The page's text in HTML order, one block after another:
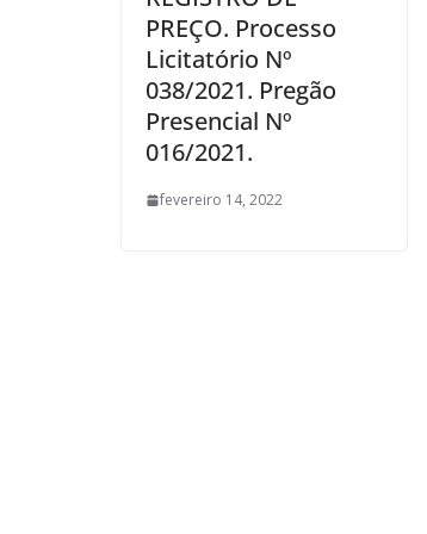
PREÇO. Processo
Licitatório Nº
038/2021. Pregão
Presencial Nº
016/2021.
fevereiro 14, 2022